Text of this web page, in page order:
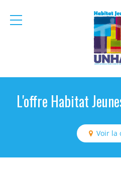
menu
L'offre Habitat
Voir la